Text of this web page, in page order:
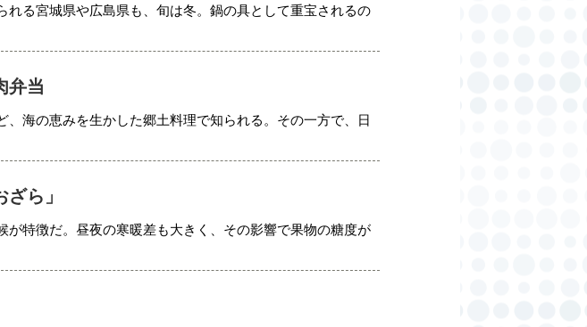
る宮城県や広島県も、旬は冬。鍋の具として重宝されるの
弁当
海の恵みを生かした郷土料理で知られる。その一方で、日
ら」
特徴だ。昼夜の寒暖差も大きく、その影響で果物の糖度が